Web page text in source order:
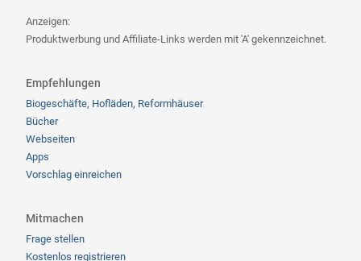
Anzeigen:
Produktwerbung und Affiliate-Links werden mit 'A' gekennzeichnet.
Empfehlungen
Biogeschäfte, Hofläden, Reformhäuser
Bücher
Webseiten
Apps
Vorschlag einreichen
Mitmachen
Frage stellen
Kostenlos registrieren